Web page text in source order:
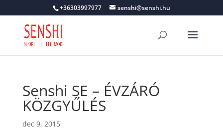
+36303997977 senshi@senshi.hu
Senshi SE – ÉVZÁRÓ
KÖZGYŰLÉS
dec 9, 2015